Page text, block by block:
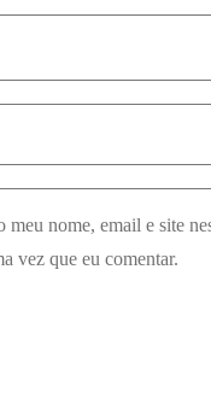
meu nome, email e site
vez que eu comentar.